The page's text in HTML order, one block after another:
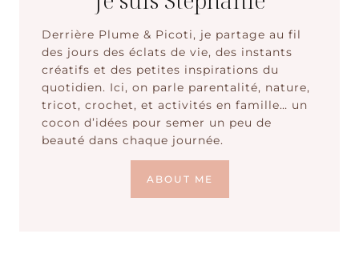
Derrière Plume & Picoti, je partage au fil
des jours des éclats de vie, des instants
créatifs et des petites inspirations du
quotidien. Ici, on parle parentalité, nature,
tricot, crochet, et activités en famille… un
cocon d’idées pour semer un peu de
beauté dans chaque journée.
ABOUT ME